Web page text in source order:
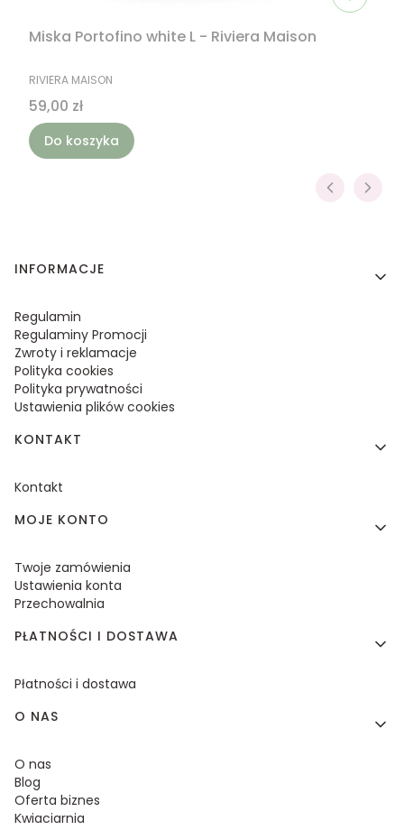
Miska Portofino white L - Riviera Maison
PRODUCENT
RIVIERA MAISON
Cena
59,00 zł
Do koszyka
Linki w stopce
INFORMACJE
Regulamin
Regulaminy Promocji
Zwroty i reklamacje
Polityka cookies
Polityka prywatności
Ustawienia plików cookies
KONTAKT
Kontakt
MOJE KONTO
Twoje zamówienia
Ustawienia konta
Przechowalnia
PŁATNOŚCI I DOSTAWA
Płatności i dostawa
O NAS
O nas
Blog
Oferta biznes
Kwiaciarnia